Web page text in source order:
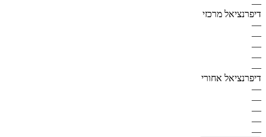
—
דיפרנציאל מרכזי
—
—
—
—
—
דיפרנציאל אחורי
—
—
—
—
—